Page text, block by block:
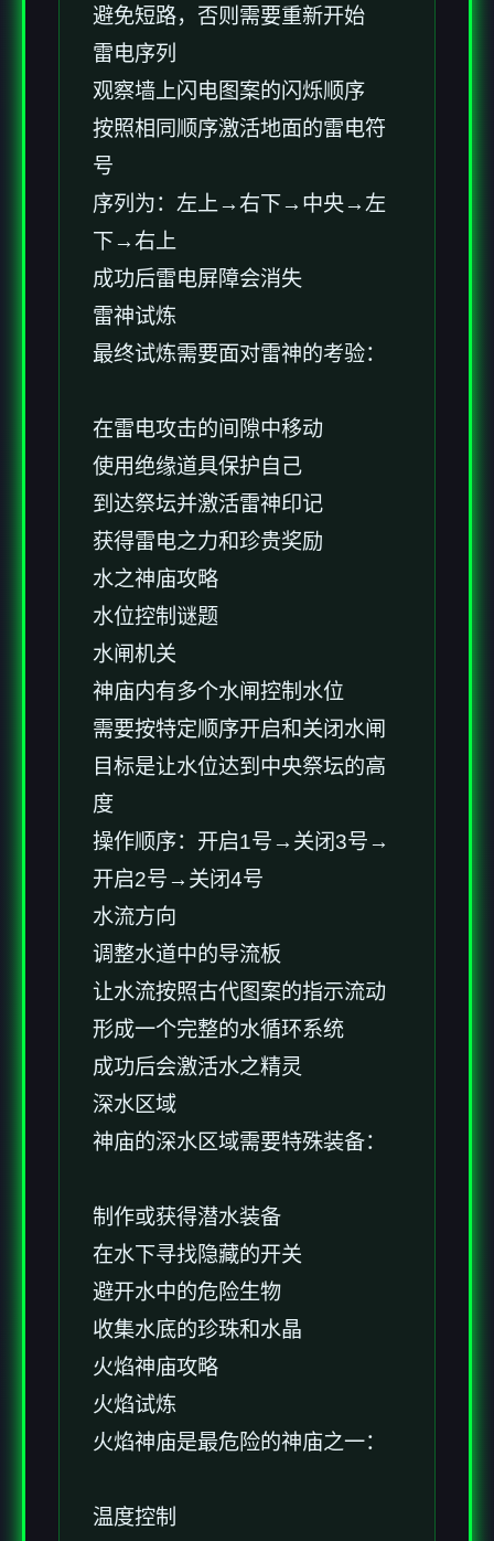
避免短路，否则需要重新开始
雷电序列
观察墙上闪电图案的闪烁顺序
按照相同顺序激活地面的雷电符
号
序列为：左上→右下→中央→左
下→右上
成功后雷电屏障会消失
雷神试炼
最终试炼需要面对雷神的考验：
在雷电攻击的间隙中移动
使用绝缘道具保护自己
到达祭坛并激活雷神印记
获得雷电之力和珍贵奖励
水之神庙攻略
水位控制谜题
水闸机关
神庙内有多个水闸控制水位
需要按特定顺序开启和关闭水闸
目标是让水位达到中央祭坛的高
度
操作顺序：开启1号→关闭3号→
开启2号→关闭4号
水流方向
调整水道中的导流板
让水流按照古代图案的指示流动
形成一个完整的水循环系统
成功后会激活水之精灵
深水区域
神庙的深水区域需要特殊装备：
制作或获得潜水装备
在水下寻找隐藏的开关
避开水中的危险生物
收集水底的珍珠和水晶
火焰神庙攻略
火焰试炼
火焰神庙是最危险的神庙之一：
温度控制